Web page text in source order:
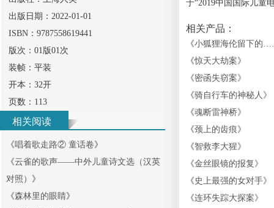
出版日期： 2022-01-01
ISBN： 9787558619441
版次： 01版01次
装帧： 平装
开本： 32开
页数： 113
相关阅读
《唱着歌走路② 童话卷》
《云雀的歌声——中外儿童诗文选（汉英
对照） 》
《森林里的眼睛》
于“2019中国国际儿童
相关产品：
《小狐狸海伦留下的
《惊天大劫案》
《密函失窃案》
《骑自行车的神秘人 》
《魂断雷神桥》
《颈上的齿痕》
《智救李大猩》
《金丝眼镜的报复 》
《 史上最强的女对手》
《连环失踪大探案》